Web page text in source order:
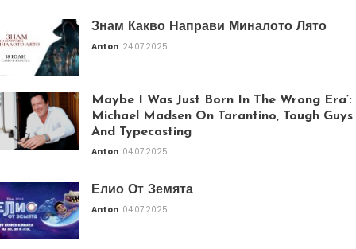
Знам Какво Направи Миналото Лято
Anton 24.07.2025
Maybe I Was Just Born In The Wrong Era’:
Michael Madsen On Tarantino, Tough Guys
And Typecasting
Anton 04.07.2025
Елио От Земята
Anton 04.07.2025